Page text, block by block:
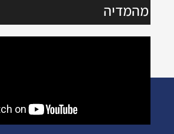
מהמדיה